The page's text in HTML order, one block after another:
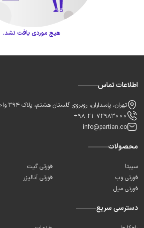
هیچ موردی یافت نشد.
اطلاعات تماس
تهران، پاسداران، روبروی گلستان هشتم، پلاک 394 واحد 5
+98 21 72983000
info@partian.co
محصولات
سیبتا
فورتی گیت
فورتی وب
فورتی آنالیزر
فورتی میل
دسترسی سریع